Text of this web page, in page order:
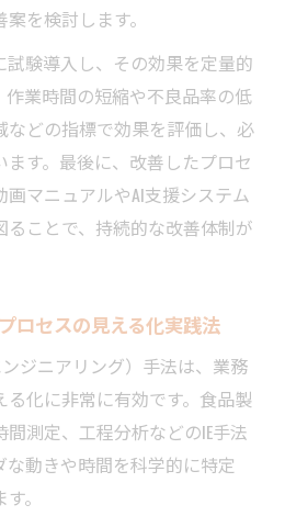
を検討します。
験導入し、その効果を定量的
作業時間の短縮や不良品率の低
などの指標で効果を評価し、必
す。最後に、改善したプロセ
マニュアルやAI支援システム
ることで、持続的な改善体制が
ロセスの見える化実践法
ジニアリング）手法は、業務
る化に非常に有効です。食品製
測定、工程分析などのIE手法
動きや時間を科学的に特定
。